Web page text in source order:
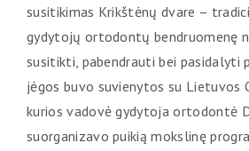
susitikimas Krikštėnų dvare –
gydytojų ortodontų bendruomenę
susitikti, pabendrauti bei pasidalyti
jėgos buvo suvienytos su Lietuvos
kurios vadovė gydytoja ortodontė
suorganizavo puikią mokslinę